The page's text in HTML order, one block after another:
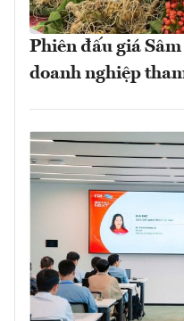
Phiên đấu giá
doanh nghiệp